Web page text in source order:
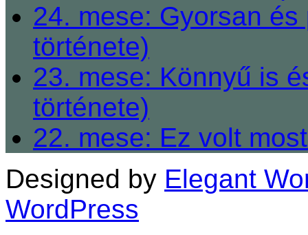
24. mese: Gyorsan
története)
23. mese: Könnyű is
története)
22. mese: Ez volt
Designed by Elegant
WordPress